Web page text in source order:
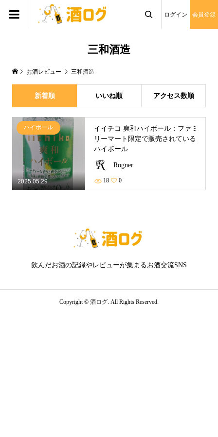
ログイン 会員登録
三和酒造
お酒レビュー 三和酒造
新着順 いいね順 アクセス数順
2025.05.29
ハイボール
イイチコ 爽和ハイボール：ファミ
リーマート限定で販売されている
ハイボール
Rogner
18 0
飲んだお酒の記録やレビューが集まるお酒交流SNS
Copyright © 酒ログ. All Rights Reserved.